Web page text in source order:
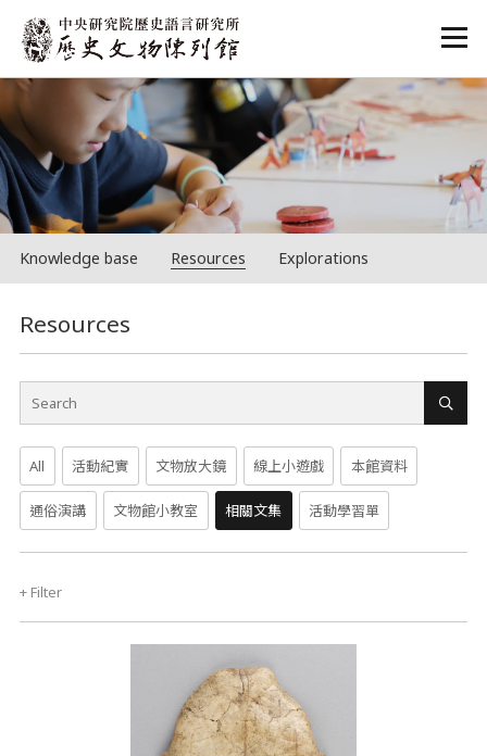
:::
Knowledge base Resources Explorations
Resources
All 活動紀實 文物放大鏡 線上小遊戲 本館資料
通俗演講 文物館小教室 相關文集 活動學習單
+Filter